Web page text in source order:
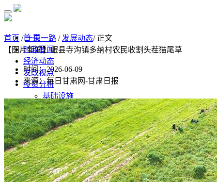
首 页
时政要闻
经济动态
发改视点
投资分析
基础设施
制造业
房地产
监测预测
经济监测分析
监测数据汇总
经济数据
统计公报
首页 /一带一路 / 发展动态/ 正文
【图片新闻】岷县寺沟镇多纳村农民收割头茬猫尾草
时间：2026-06-09
来源：每日甘肃网-甘肃日报